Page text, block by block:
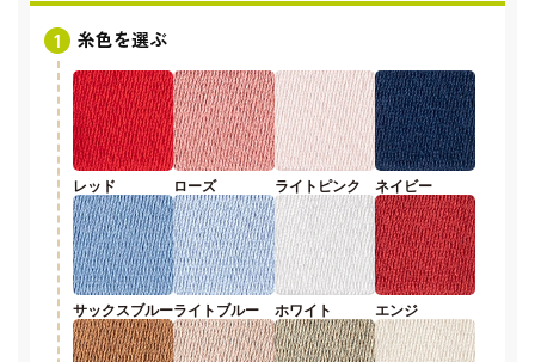
糸色を選ぶ
レッド ローズ ライトピンク ネイビー
サックスブルーライトブルー ホワイト エンジ